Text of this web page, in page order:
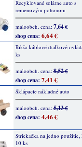
Recyklované solárne auto s
remenovým pohonom
maloobch. cena:7,64 €
shop cena: 6,64 €
Rikša káblové dialkové
ks
maloobch. cena:8,52 €
shop cena: 7,41 €
Sklápacie nákladné auto
maloobch. cena:5,13 €
shop cena: 4,46 €
Striekačka na jedno použitie,
10 ks